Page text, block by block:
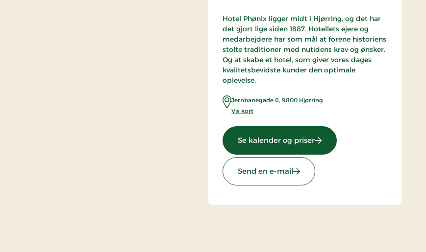
Hotel Phønix ligger midt i Hjørring, og det har
det gjort lige siden 1887. Hotellets ejere og
medarbejdere har som mål at forene historiens
stolte traditioner med nutidens krav og ønsker.
Og at skabe et hotel, som giver vores dages
kvalitetsbevidste kunder den optimale
oplevelse.
Jernbanegade 6, 9800 Hjørring
Vis kort
Se kalender og priser: Hotel Phønix Hjørring,
Send en e-mail